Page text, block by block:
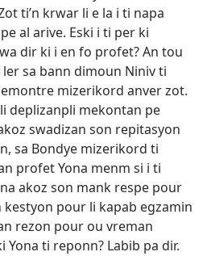
ti’n krwar li e la i ti napa
al arive. Eski i ti per ki
dir ki i en fo profet? An tou
sa bann dimoun Niniv ti
mizerikord anver zot.
deplizanpli mekontan pe
swadizan son repitasyon
sa Bondye mizerikord ti
profet Yona menm si i ti
akoz son mank respe pour
kestyon pour li kapab egzamin
rezon pour ou vreman
Yona ti reponn? Labib pa dir.